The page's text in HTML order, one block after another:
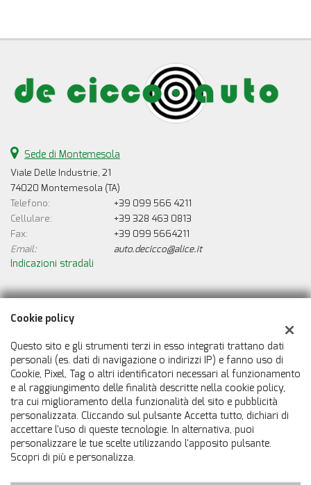
Sede di Montemesola
Viale Delle Industrie, 21
74020 Montemesola (TA)
Telefono:
+39 099 566 4211
Cellulare:
+39 328 463 0813
Fax:
+39 099 5664211
Email:
auto.decicco@alice.it
Indicazioni stradali
Dati fiscali:
De Cicco Auto
Viale Delle Industrie, 21, Montemesola (TA)
C.F/P.IVA:00388550733
Registro delle imprese:TA
Cookie policy
Questo sito e gli strumenti terzi in esso integrati trattano dati
personali (es. dati di navigazione o indirizzi IP) e fanno uso di
Cookie, Pixel, Tag o altri identificatori necessari al funzionamento
e al raggiungimento delle finalità descritte nella cookie policy,
tra cui miglioramento della funzionalità del sito e pubblicità
personalizzata. Cliccando sul pulsante Accetta tutto, dichiari di
accettare l'uso di queste tecnologie. In alternativa, puoi
personalizzare le tue scelte utilizzando l'apposito pulsante.
Scopri di più e personalizza.